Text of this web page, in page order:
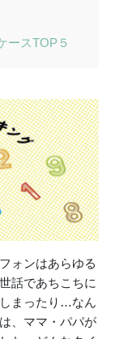
ースTOP５
ォンはあらゆる
話であちこちに
まったり…なん
、ママ・パパが